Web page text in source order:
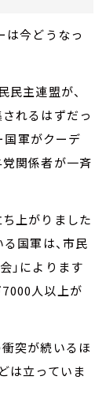
は今どうなっ
主連盟が、
れるはずだっ
国軍がクーデ
関係者が一斉
上がりました
国軍は、市民
」によります
7000人以上が
突が続いるほ
は立っていま